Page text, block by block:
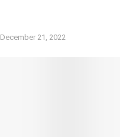
December 21, 2022